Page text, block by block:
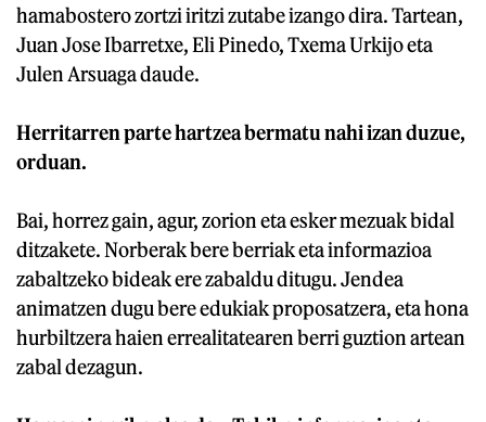
hamabostero zortzi iritzi zutabe izango dira. Tartean,
Juan Jose Ibarretxe, Eli Pinedo, Txema Urkijo eta
Julen Arsuaga daude.
Herritarren parte hartzea bermatu nahi izan duzue,
orduan.
Bai, horrez gain, agur, zorion eta esker mezuak bidal
ditzakete. Norberak bere berriak eta informazioa
zabaltzeko bideak ere zabaldu ditugu. Jendea
animatzen dugu bere edukiak proposatzera, eta hona
hurbiltzera haien errealitatearen berri guztion artean
zabal dezagun.